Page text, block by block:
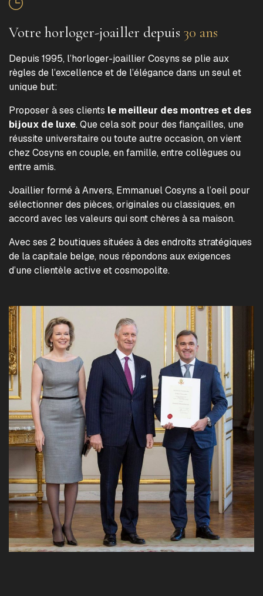
Votre horloger-joailler depuis 30 ans
Depuis 1995, l’horloger-joaillier Cosyns se plie aux
règles de l’excellence et de l’élégance dans un seul et
unique but:
Proposer à ses clients le meilleur des montres et des
bijoux de luxe. Que cela soit pour des fiançailles, une
réussite universitaire ou toute autre occasion, on vient
chez Cosyns en couple, en famille, entre collègues ou
entre amis.
Joaillier formé à Anvers, Emmanuel Cosyns a l’oeil pour
sélectionner des pièces, originales ou classiques, en
accord avec les valeurs qui sont chères à sa maison.
Avec ses 2 boutiques situées à des endroits stratégiques
de la capitale belge, nous répondons aux exigences
d’une clientèle active et cosmopolite.